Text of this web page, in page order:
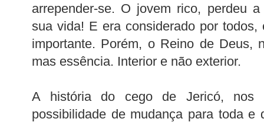
arrepender-se. O jovem rico, perdeu
sua vida! E era considerado por todos,
importante. Porém, o Reino de Deus,
mas essência. Interior e não exterior.
A história do cego de Jericó, nos
possibilidade de mudança para toda e